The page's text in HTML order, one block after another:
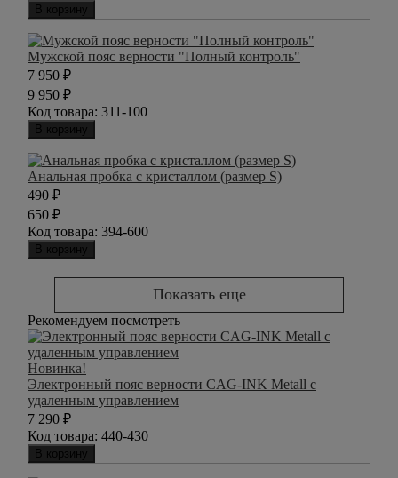
В корзину
Мужской пояс верности "Полный контроль"
7 950 ₽
9 950 ₽
Код товара: 311-100
В корзину
Анальная пробка с кристаллом (размер S)
490 ₽
650 ₽
Код товара: 394-600
В корзину
Показать еще
Рекомендуем посмотреть
Новинка!
Электронный пояс верности CAG-INK Metall с
удаленным управлением
7 290 ₽
Код товара: 440-430
В корзину